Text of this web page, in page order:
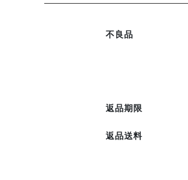
不良品
返品期限
返品送料